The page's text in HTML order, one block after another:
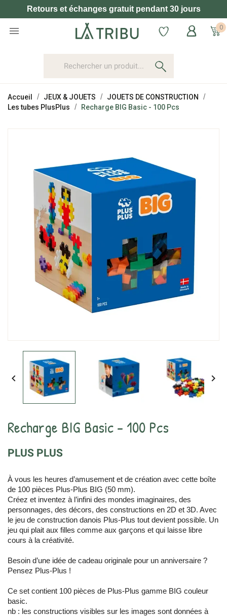
Retours et échanges gratuit pendant 30 jours
 0
Accueil JEUX & JOUETS
JOUETS DE CONSTRUCTION
Les tubes PlusPlus
Recharge BIG Basic - 100 Pcs
 
Recharge BIG Basic - 100 Pcs
PLUS PLUS
À vous les heures d’amusement et de création avec cette boîte
de 100 pièces Plus-Plus BIG (50 mm).
Créez et inventez à l’infini des mondes imaginaires, des
personnages, des décors, des constructions en 2D et 3D. Avec
le jeu de construction danois Plus-Plus tout devient possible. Un
jeu qui plait aux filles comme aux garçons et qui laisse libre
cours à la créativité.
Besoin d’une idée de cadeau originale pour un anniversaire ?
Pensez Plus-Plus !
Ce set contient 100 pièces de Plus-Plus gamme BIG couleur
basic.
nb : les constructions visibles sur les images sont données à